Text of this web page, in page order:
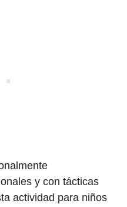
y con tácticas
actividad para niños